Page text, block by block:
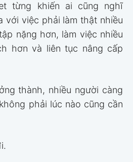
từng khiến ai cũng nghĩ
với việc phải làm thật nhiều
nặng hơn, làm việc nhiều
hơn và liên tục nâng cấp
thành, nhiều người càng
phải lúc nào cũng cần